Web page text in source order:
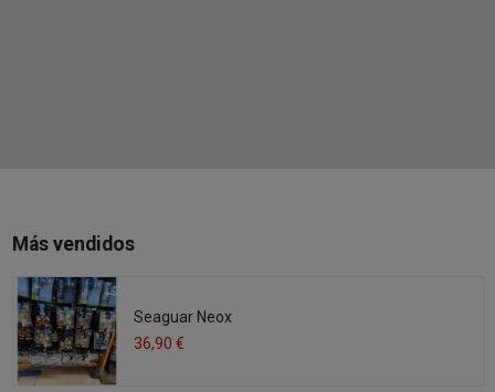
Más vendidos
Seaguar Neox
36,90 €